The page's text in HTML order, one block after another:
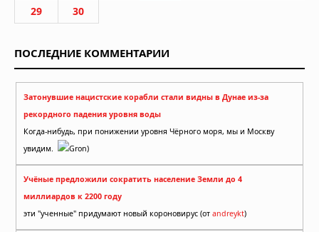
29
30
ПОСЛЕДНИЕ КОММЕНТАРИИ
Затонувшие нацистские корабли стали видны в Дунае из-за
рекордного падения уровня воды
Когда-нибудь, при понижении уровня Чёрного моря, мы и Москву
увидим.
Gron)
Учёные предложили сократить население Земли до 4
миллиардов к 2200 году
эти "ученные" придумают новый короновирус (от andreykt)